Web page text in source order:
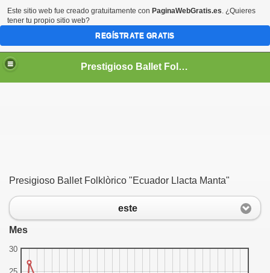
Prestigioso Ballet Folkórico *ECUADOR LLACTA MANTA Y SU NUEVA GENERACIÓN*
Presigioso Ballet Folklòrico "Ecuador Llacta Manta"
este
Mes
30
Este sitio web fue creado gratuitamente con PaginaWebGratis.es. ¿Quieres
tener tu propio sitio web?
REGÍSTRATE GRATIS